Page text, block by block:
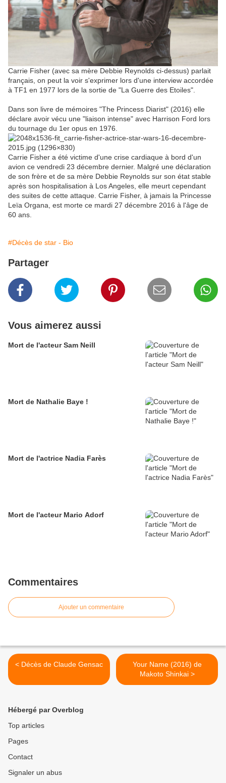
Carrie Fisher (avec sa mère Debbie Reynolds ci-dessus) parlait
français, on peut la voir s'exprimer lors d'une interview accordée
à TF1 en 1977 lors de la sortie de "La Guerre des Etoiles".
Dans son livre de mémoires "The Princess Diarist" (2016) elle
déclare avoir vécu une "liaison intense" avec Harrison Ford lors
du tournage du 1er opus en 1976.
Carrie Fisher a été victime d'une crise cardiaque à bord d'un
avion ce vendredi 23 décembre dernier. Malgré une déclaration
de son frère et de sa mère Debbie Reynolds sur son état stable
après son hospitalisation à Los Angeles, elle meurt cependant
des suites de cette attaque. Carrie Fisher, à jamais la Princesse
Leïa Organa, est morte ce mardi 27 décembre 2016 à l'âge de
60 ans.
#Décès de star - Bio
Partager
Vous aimerez aussi
Mort de l'acteur Sam Neill
Mort de Nathalie Baye !
Mort de l'actrice Nadia Farès
Mort de l'acteur Mario Adorf
Commentaires
Ajouter un commentaire
< Décès de Claude Gensac
Your Name (2016) de
Makoto Shinkai >
Hébergé par Overblog
Top articles
Pages
Contact
Signaler un abus